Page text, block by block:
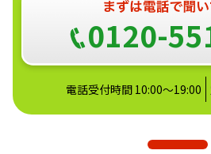
0120-
電話受付時間 10:00～19:00